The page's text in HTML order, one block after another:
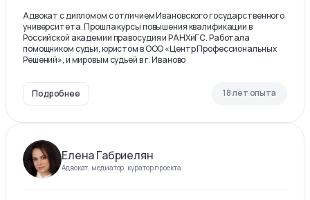
Адвокат с дипломом с отличием Ивановского государственного
университета. Прошла курсы повышения квалификации в
Российской академии правосудия и РАНХиГС. Работала
помощником судьи, юристом в ООО «Центр Профессиональных
Решений», и мировым судьей в г. Иваново
Подробнее 18 лет опыта
Елена Габриелян
Адвокат, медиатор, куратор проекта